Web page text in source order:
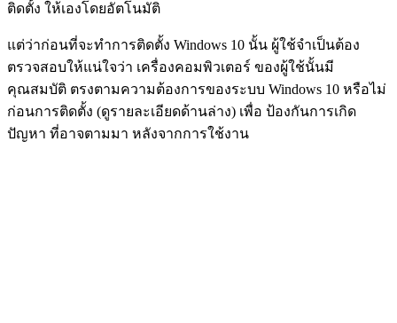
ติดตั้ง ให้เองโดยอัตโนมัติ
แต่ว่าก่อนที่จะทำการติดตั้ง Windows 10 นั้น ผู้ใช้จำเป็นต้อง
ตรวจสอบให้แน่ใจว่า เครื่องคอมพิวเตอร์ ของผู้ใช้นั้นมี
คุณสมบัติ ตรงตามความต้องการของระบบ Windows 10 หรือไม่
ก่อนการติดตั้ง (ดูรายละเอียดด้านล่าง) เพื่อ ป้องกันการเกิด
ปัญหา ที่อาจตามมา หลังจากการใช้งาน